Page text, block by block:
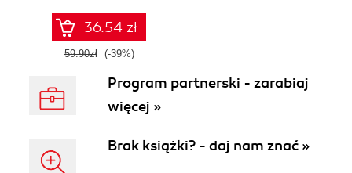
36.54 zł
59.90zł (-39%)
Program partnerski - zarabiaj
więcej »
Brak książki? - daj nam znać »